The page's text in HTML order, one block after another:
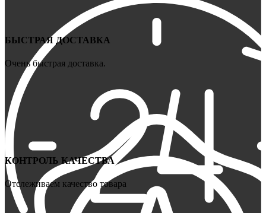
БЫСТРАЯ ДОСТАВКА
Очень быстрая доставка.
КОНТРОЛЬ КАЧЕСТВА
Отслеживаем качество товара